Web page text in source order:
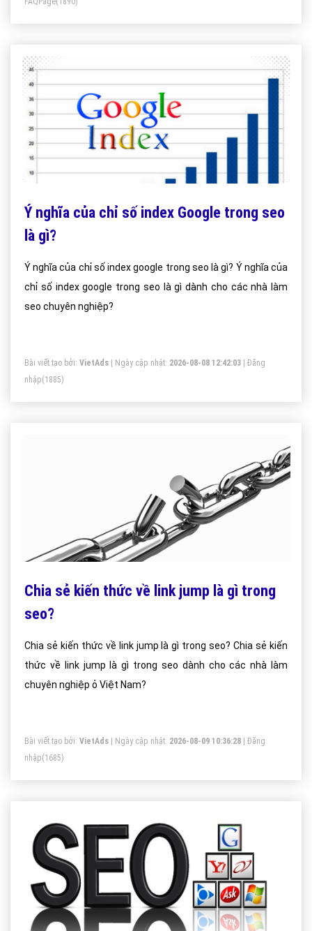
Ý nghĩa của chỉ số index Google trong seo
là gì?
Ý nghĩa của chỉ số index google trong seo là gì? Ý nghĩa của
chỉ số index google trong seo là gì dành cho các nhà làm
seo chuyên nghiệp?
Bài viết tạo bởi: VietAds | Ngày cập nhật: 2026-08-08 12:42:03
Đăng
nhập(1885)
Chia sẻ kiến thức về link jump là gì trong
seo?
Chia sẻ kiến thức về link jump là gì trong seo? Chia sẻ kiến
thức về link jump là gì trong seo dành cho các nhà làm
chuyên nghiệp ỏ Việt Nam?
Bài viết tạo bởi: VietAds | Ngày cập nhật: 2026-08-09 10:36:28
Đăng
nhập(1685)